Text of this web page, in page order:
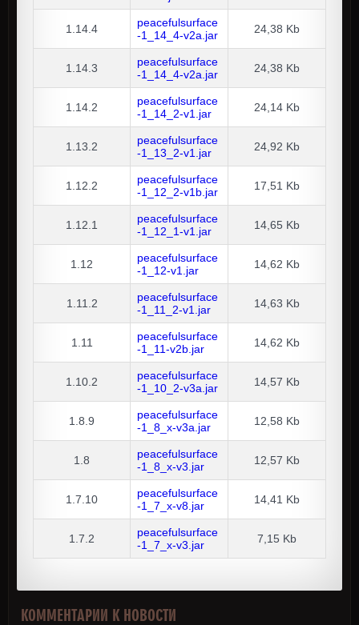
1.14.4
peacefulsurface
-1_14_4-v2a.jar
24,38 Kb
1.14.3
peacefulsurface
-1_14_4-v2a.jar
24,38 Kb
1.14.2
peacefulsurface
-1_14_2-v1.jar
24,14 Kb
1.13.2
peacefulsurface
-1_13_2-v1.jar
24,92 Kb
1.12.2
peacefulsurface
-1_12_2-v1b.jar
17,51 Kb
1.12.1
peacefulsurface
-1_12_1-v1.jar
14,65 Kb
1.12
peacefulsurface
-1_12-v1.jar
14,62 Kb
1.11.2
peacefulsurface
-1_11_2-v1.jar
14,63 Kb
1.11
peacefulsurface
-1_11-v2b.jar
14,62 Kb
1.10.2
peacefulsurface
-1_10_2-v3a.jar
14,57 Kb
1.8.9
peacefulsurface
-1_8_x-v3a.jar
12,58 Kb
1.8
peacefulsurface
-1_8_x-v3.jar
12,57 Kb
1.7.10
peacefulsurface
-1_7_x-v8.jar
14,41 Kb
1.7.2
peacefulsurface
-1_7_x-v3.jar
7,15 Kb
КОММЕНТАРИИ К НОВОСТИ